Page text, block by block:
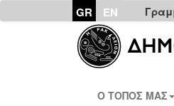
GR EN
Ο ΤΟΠΟΣ ΜΑΣ